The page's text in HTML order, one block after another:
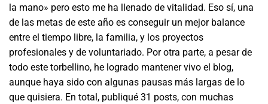
la mano» pero esto me ha llenado de vitalidad. Eso sí, una
de las metas de este año es conseguir un mejor balance
entre el tiempo libre, la familia, y los proyectos
profesionales y de voluntariado. Por otra parte, a pesar de
todo este torbellino, he logrado mantener vivo el blog,
aunque haya sido con algunas pausas más largas de lo
que quisiera. En total, publiqué 31 posts, con muchas